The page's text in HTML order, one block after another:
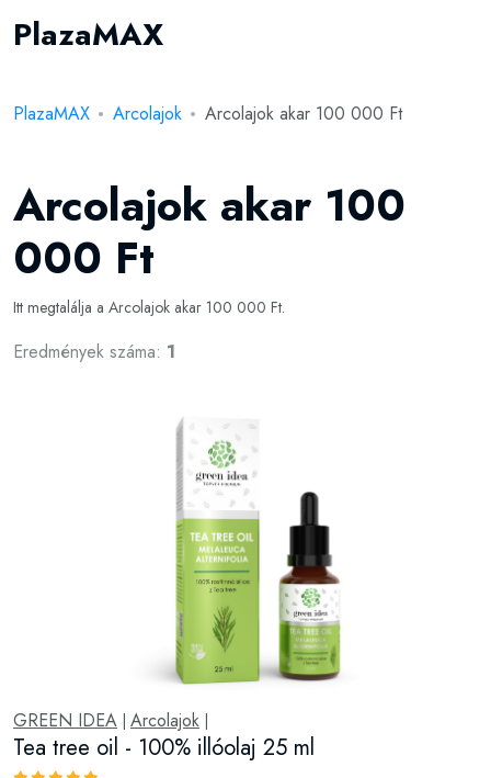
PlazaMAX
PlazaMAX Arcolajok Arcolajok akar 100 000 Ft
Arcolajok akar 100
000 Ft
Itt megtalálja a Arcolajok akar 100 000 Ft.
Eredmények száma: 1
GREEN IDEA Arcolajok
Tea tree oil - 100% illóolaj 25 ml